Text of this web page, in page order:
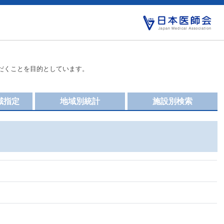
ことを目的としています。
施設別検索
地域別統計
指定